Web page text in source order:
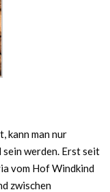
kann man nur
sein werden. Erst seit
vom Hof Windkind
zwischen